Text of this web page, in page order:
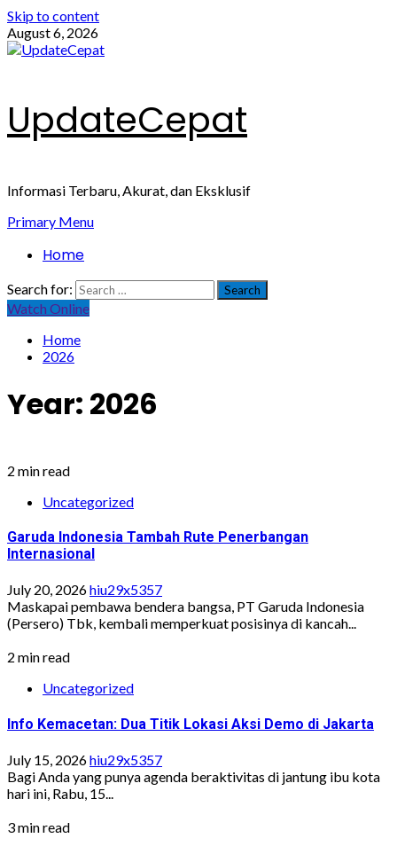
Skip to content
August 6, 2026
UpdateCepat
Informasi Terbaru, Akurat, dan Eksklusif
Primary Menu
Home
Search for:
Watch Online
Home
2026
Year: 2026
2 min read
Uncategorized
Garuda Indonesia Tambah Rute Penerbangan
Internasional
July 20, 2026hiu29x5357
Maskapai pembawa bendera bangsa, PT Garuda Indonesia
(Persero) Tbk, kembali memperkuat posisinya di kancah...
2 min read
Uncategorized
Info Kemacetan: Dua Titik Lokasi Aksi Demo di Jakarta
July 15, 2026hiu29x5357
Bagi Anda yang punya agenda beraktivitas di jantung ibu kota
hari ini, Rabu, 15...
3 min read